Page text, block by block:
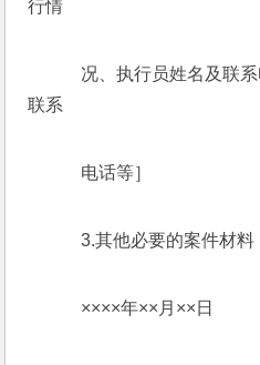
行情
况、执行员姓名及联系
联系
电话等］
3.其他必要的案件材料
××××年××月××日